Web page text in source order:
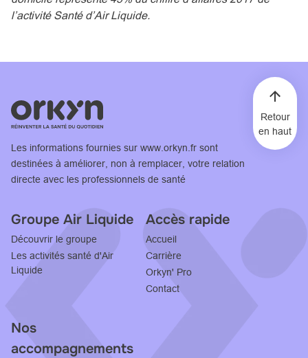
l’activité Santé d’Air Liquide.
Les informations fournies sur www.orkyn.fr sont
destinées à améliorer, non à remplacer, votre relation
directe avec les professionnels de santé
Groupe Air Liquide
Découvrir le groupe
Les activités santé d'Air
Liquide
Accès rapide
Accueil
Carrière
Orkyn' Pro
Contact
Nos
accompagnements
Retour
en haut